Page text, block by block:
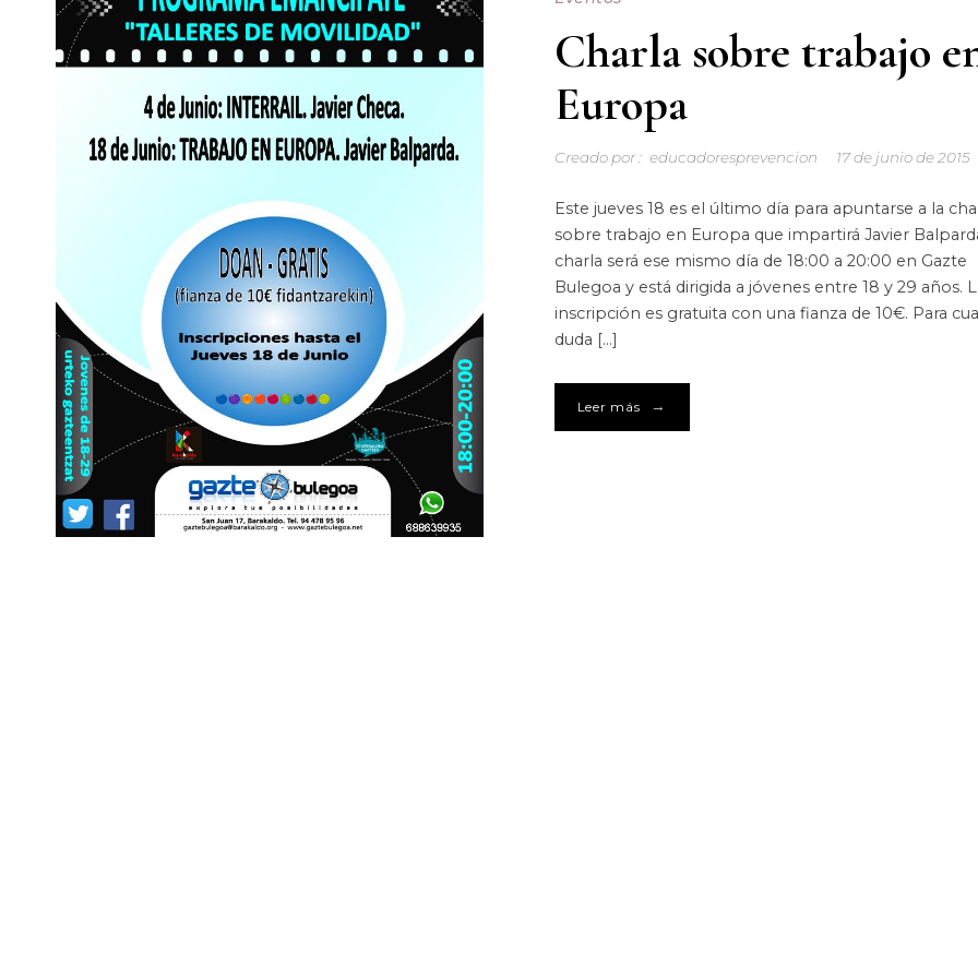
Charla sobre trabajo
Europa
Creado por : educadoresprevencion 17 de junio de 2015
Este jueves 18 es el último día para apuntarse a la
sobre trabajo en Europa que impartirá Javier
charla será ese mismo día de 18:00 a 20:00 en Gazte
Bulegoa y está dirigida a jóvenes entre 18 y 29 años.
inscripción es gratuita con una fianza de 10€. Para
duda […]
Leer más →